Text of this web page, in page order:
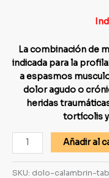
La combinación de
indicada para la
a espasmos
dolor agudo o
heridas
tortícolis
Añadir al
SKU: dolo-calambrin-